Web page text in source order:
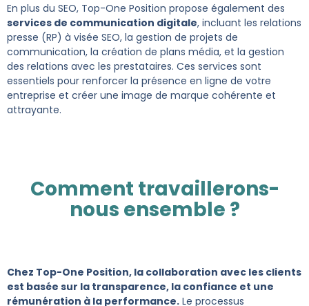
En plus du SEO, Top-One Position propose également des
services de communication digitale, incluant les relations
presse (RP) à visée SEO, la gestion de projets de
communication, la création de plans média, et la gestion
des relations avec les prestataires. Ces services sont
essentiels pour renforcer la présence en ligne de votre
entreprise et créer une image de marque cohérente et
attrayante.
Comment travaillerons-
nous ensemble ?
Chez Top-One Position, la collaboration avec les clients
est basée sur la transparence, la confiance et une
rémunération à la performance. Le processus